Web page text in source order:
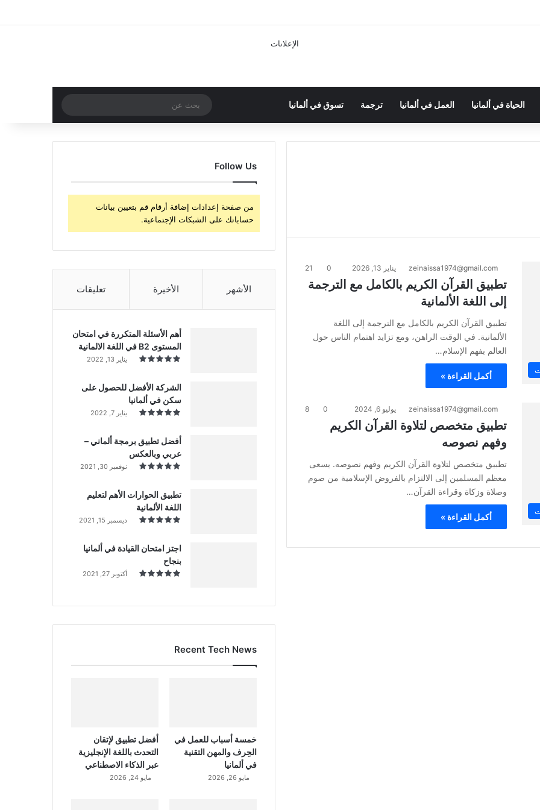
الإعلانات
الحياة في ألمانيا العمل في ألمانيا ترجمة تسوق في ألمانيا مقال عشوائي
عن
zeinaissa1974@gmail.com يناير 13, 2026 0
21
تطبيق القرآن الكريم بالكامل مع الترجمة
إلى اللغة الألمانية
تطبيق القرآن الكريم بالكامل مع الترجمة إلى اللغة
الألمانية. في الوقت الراهن، ومع تزايد اهتمام الناس حول
العالم بفهم الإسلام…
أكمل القراءة »
zeinaissa1974@gmail.com يوليو 6, 2024 0
8
تطبيق متخصص لتلاوة القرآن الكريم
وفهم نصوصه
تطبيق متخصص لتلاوة القرآن الكريم وفهم نصوصه. يسعى
معظم المسلمين إلى الالتزام بالفروض الإسلامية من صوم
وصلاة وزكاة وقراءة القرآن…
أكمل القراءة »
Follow Us
من صفحة إعدادات إضافة أرقام قم بتعيين بيانات
حساباتك على الشبكات الإجتماعية.
الأشهر الأخيرة تعليقات
أهم الأسئلة المتكررة في امتحان
المستوى B2 في اللغة الالمانية
يناير 13, 2022
الشركة الأفضل للحصول على
سكن في ألمانيا
يناير 7, 2022
أفضل تطبيق برمجة ألماني –
عربي وبالعكس
نوفمبر 30, 2021
تطبيق الحوارات الأهم لتعليم
اللغة الألمانية
ديسمبر 15, 2021
اجتز امتحان القيادة في ألمانيا
بنجاح
أكتوبر 27, 2021
Recent Tech News
خمسة أسباب للعمل في
الحِرف والمهن التقنية
في ألمانيا
مايو 26, 2026
أفضل تطبيق لإتقان
التحدث باللغة الإنجليزية
عبر الذكاء الاصطناعي
مايو 24, 2026